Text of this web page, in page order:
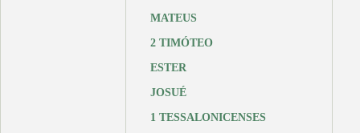
MATEUS
2 TIMÓTEO
ESTER
JOSUÉ
1 TESSALONICENSES